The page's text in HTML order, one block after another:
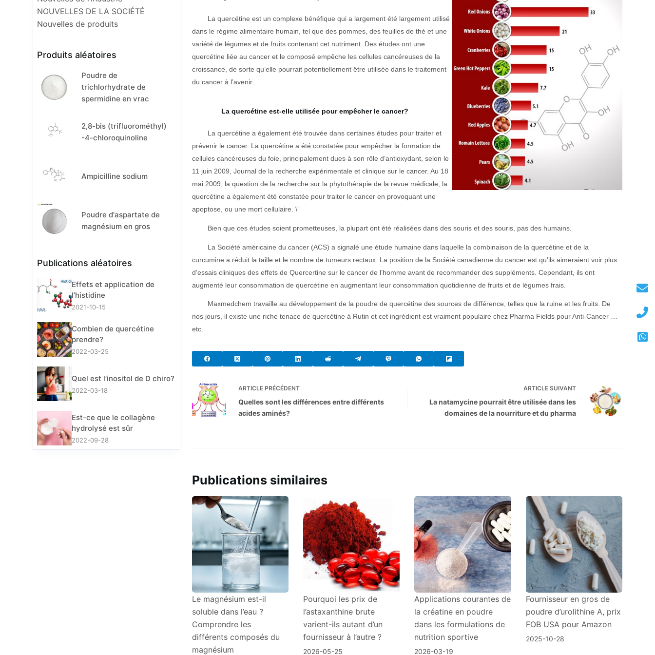
La quercétine est un complexe bénéfique qui a largement été largement utilisé
dans le régime alimentaire humain, tel que des pommes, des feuilles de thé et une
variété de légumes et de fruits contenant cet nutriment. Des études ont une
quercétine liée au cancer et le composé empêche les cellules cancéreuses de la
croissance, de sorte qu’elle pourrait potentiellement être utilisée dans le traitement
du cancer à l’avenir.
La quercétine est-elle utilisée pour empêcher le cancer?
La quercétine a également été trouvée dans certaines études pour traiter et
prévenir le cancer. La quercétine a été constatée pour empêcher la formation de
cellules cancéreuses du foie, principalement dues à son rôle d’antioxydant, selon le
11 juin 2009, Journal de la recherche expérimentale et clinique sur le cancer. Au 18
mai 2009, la question de la recherche sur la phytothérapie de la revue médicale, la
quercétine a également été constatée pour traiter le cancer en provoquant une
apoptose, ou une mort cellulaire. \”
Bien que ces études soient prometteuses, la plupart ont été réalisées dans des souris et des souris, pas des humains.
La Société américaine du cancer (ACS) a signalé une étude humaine dans laquelle la combinaison de la quercétine et de la
curcumine a réduit la taille et le nombre de tumeurs rectaux. La position de la Société canadienne du cancer est qu’ils aimeraient voir plus
d’essais cliniques des effets de Quercertine sur le cancer de l’homme avant de recommander des suppléments. Cependant, ils ont
augmenté leur consommation de quercétine en augmentant leur consommation quotidienne de fruits et de légumes frais.
Maxmedchem travaille au développement de la poudre de quercétine des sources de différence, telles que la ruine et les fruits. De
nos jours, il existe une riche tenace de quercétine à Rutin et cet ingrédient est vraiment populaire chez Pharma Fields pour Anti-Cancer …
etc.
ARTICLEPRÉCÉDENT
Quelles sont les différences entre différents
acides aminés?
ARTICLESUIVANT
La natamycine pourrait être utilisée dans les
domaines de la nourriture et du pharma
Publications similaires
Le magnésium est-il
soluble dans l’eau ?
Comprendre les
différents composés du
magnésium
Pourquoi les prix de
l’astaxanthine brute
varient-ils autant d’un
fournisseur à l’autre ?
2026-05-25
Applications courantes de
la créatine en poudre
dans les formulations de
nutrition sportive
2026-03-19
Fournisseur en gros de
poudre d’urolithine A, prix
FOB USA pour Amazon
2025-10-28
NOUVELLES DE LA SOCIÉTÉ
Nouvelles de produits
Produits aléatoires
Poudre de
trichlorhydrate de
spermidine en vrac
2,8-bis (trifluorométhyl)
-4-chloroquinoline
Ampicilline sodium
Poudre d'aspartate de
magnésium en gros
Publications aléatoires
Effets et application de
l’histidine
2021-10-15
Combien de quercétine
prendre?
2022-03-25
Quel est l’inositol de D chiro?
2022-03-18
Est-ce que le collagène
hydrolysé est sûr
2022-09-28